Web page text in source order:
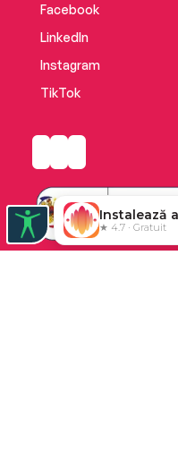
Facebook
LinkedIn
Instagram
TikTok
Instalează
★ 4.7 · Gratuit